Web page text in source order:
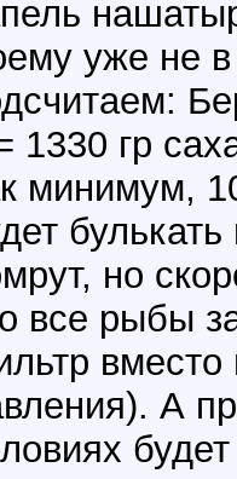
уже не
1330 гр
минимум,
но
все рыбы
вместо
А